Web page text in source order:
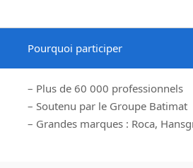
Pourquoi participer
– Plus de 60 000 professionnels
– Soutenu par le Groupe Batimat
– Grandes marques : Roca,